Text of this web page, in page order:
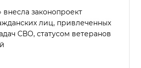
внесла законопроект
лиц, привлеченных
СВО, статусом ветеранов